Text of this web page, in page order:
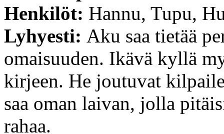
Henkilöt: Hannu, Tupu,
Lyhyesti: Aku saa tietää
omaisuuden. Ikävä kyllä
kirjeen. He joutuvat
saa oman laivan, jolla
rahaa.